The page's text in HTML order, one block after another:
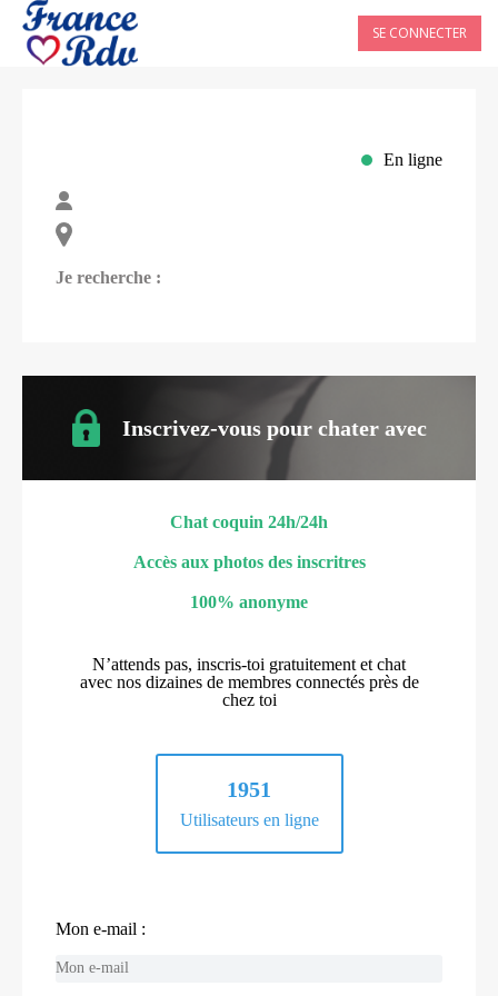
SE CONNECTER
En ligne
Je recherche :
Inscrivez-vous pour chater avec
Chat coquin 24h/24h
Accès aux photos des inscritres
100% anonyme
N’attends pas, inscris-toi gratuitement et chat
avec nos dizaines de membres connectés près de
chez toi
1951
Utilisateurs en ligne
Mon e-mail :